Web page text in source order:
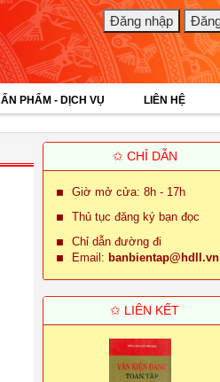
ẤN PHẨM - DỊCH VỤ LIÊN HỆ
✩ CHỈ DẪN
Giờ mở cửa: 8h - 17h
Thủ tục đăng ký bạn đọc
Chỉ dẫn đường đi
Email: banbientap@hdll.vn
✩ LIÊN KẾT